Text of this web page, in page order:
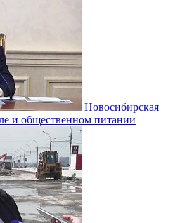
Новосибирская
и общественном питании